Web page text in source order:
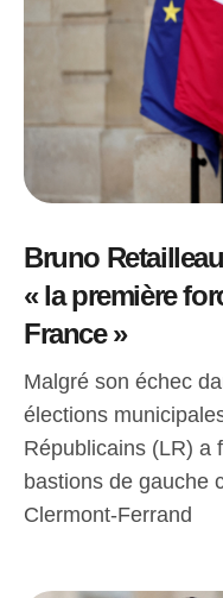
Bruno
« la première
France »
Malgré son échec
élections
Républicains (LR) a
bastions de gauche
Clermont-Ferrand